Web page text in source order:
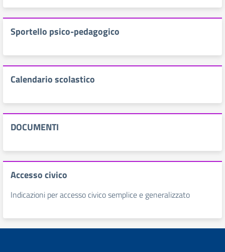
Sportello psico-pedagogico
Calendario scolastico
DOCUMENTI
Accesso civico
Indicazioni per accesso civico semplice e generalizzato